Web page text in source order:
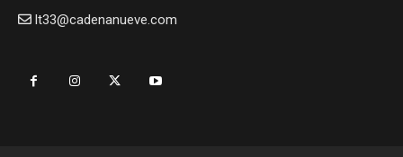
lt33@cadenanueve.com